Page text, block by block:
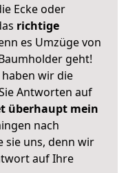
Ecke oder
richtige
es Umzüge von
geht!
wir die
Antworten auf
überhaupt mein
nach
sie uns, denn wir
auf Ihre